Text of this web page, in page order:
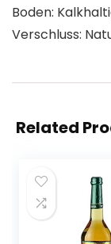
Boden:
Verschluss:
Related